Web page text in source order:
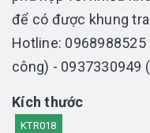
để có được khung
Hotline:
công) - 0937330949
Kích thước
KTR018